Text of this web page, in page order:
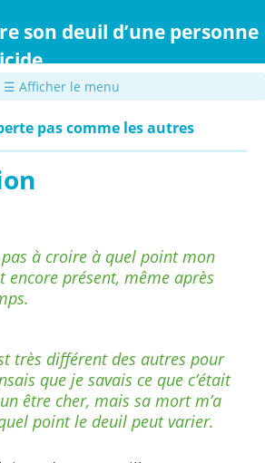
son deuil d’une personne
☰ Afficher le menu
pas comme les autres
pas à croire à quel point mon
encore présent, même après
très différent des autres pour
que je savais ce que c’était
être cher, mais sa mort m’a
point le deuil peut varier.